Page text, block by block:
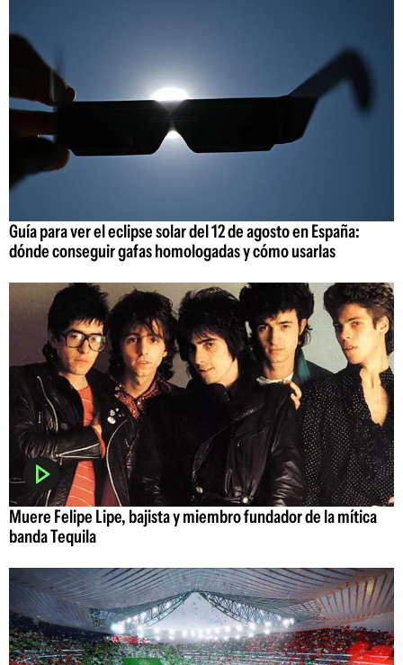
Guía para ver el eclipse solar del 12 de agosto en España:
dónde conseguir gafas homologadas y cómo usarlas
Muere Felipe Lipe, bajista y miembro fundador de la mítica
banda Tequila